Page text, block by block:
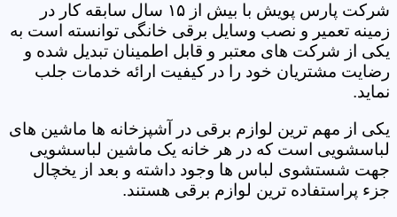
شرکت پارس پویش با بیش از ۱۵ سال سابقه کار در
زمینه تعمیر و نصب وسایل برقی خانگی توانسته است به
یکی از شرکت های معتبر و قابل اطمینان تبدیل شده و
رضایت مشتریان خود را در کیفیت ارائه خدمات جلب
نماید.
یکی از مهم ترین لوازم برقی در آشپزخانه ها ماشین های
لباسشویی است که در هر خانه یک ماشین لباسشویی
جهت شستشوی لباس ها وجود داشته و بعد از یخچال
جزء پراستفاده ترین لوازم برقی هستند.